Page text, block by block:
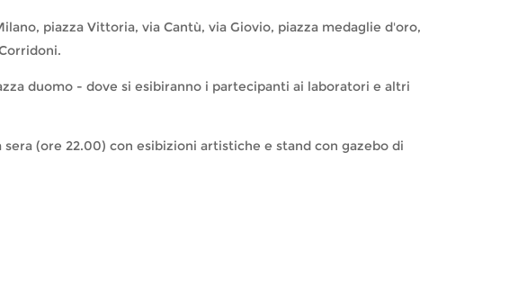
piazza Vittoria, via Cantù, via Giovio, piazza medaglie d'oro,
duomo - dove si esibiranno i partecipanti ai laboratori e altri
(ore 22.00) con esibizioni artistiche e stand con gazebo di